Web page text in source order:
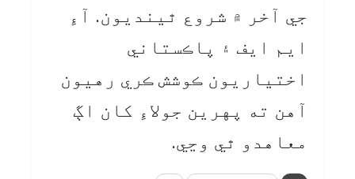
جي آخر ۾ شروع ٿينديون. آءِ
ايم ايف ۽ پاڪستاني
اختياريون ڪوشش ڪري رهيون
آهن ته پهرين جولاءِ کان اڳ
معاهدو ٿي وڃي.